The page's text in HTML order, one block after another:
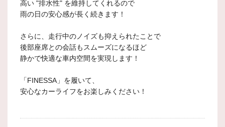
高い "排水性" を維持してくれるので
雨の日の安心感が長く続きます！
さらに、走行中のノイズも抑えられたことで
後部座席との会話もスムーズになるほど
静かで快適な車内空間を実現します！
「FINESSA」を履いて、
安心なカーライフをお楽しみください！